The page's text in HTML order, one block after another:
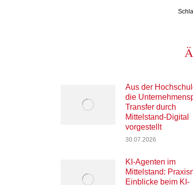
Aus der
die
Transfer durch
Mittelstand-Digital
vorgestellt
30.07.2026
KI-Agenten im
Mittelstand:
Einblicke beim KI-